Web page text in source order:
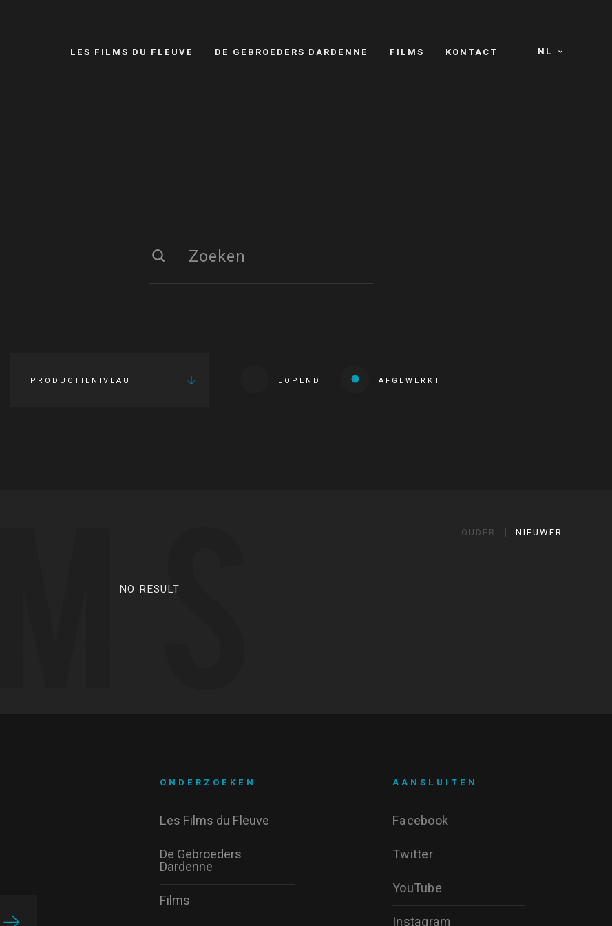
NL
LES FILMS DU FLEUVE DE GEBROEDERS DARDENNE FILMS KONTACT
PRODUCTIENIVEAU LOPEND AFGEWERKT
OUDER NIEUWER
NO RESULT
AANSLUITEN
Facebook
Twitter
YouTube
Instagram
ONDERZOEKEN
Les Films du Fleuve
De Gebroeders
Dardenne
Films